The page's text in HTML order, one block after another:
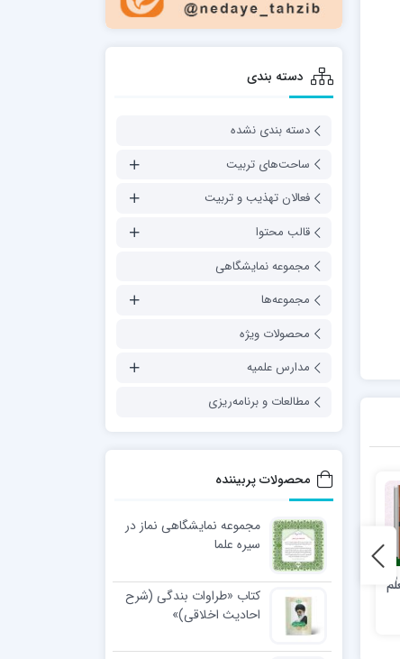
مجموعه نمایشگاهی «اخلاق
در خانواده»
تربیت با کتاب (جلد دوم) ؛
کتابخانه معرفتی مربی
دسته بندی
دسته بندی نشده
ساحت‌های تربیت
فعالان تهذیب و تربیت
قالب محتوا
مجموعه نمایشگاهی
مجموعه‌ها
محصولات ویژه
مدارس علمیه
مطالعات و برنامه‌ریزی
محصولات پربیننده
مجموعه نمایشگاهی نماز در
سیره علما
کتاب «طراوات بندگی (شرح
احادیث اخلاقی)»